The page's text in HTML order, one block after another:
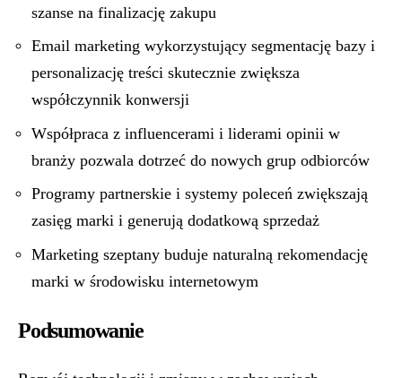
szanse na finalizację zakupu
Email marketing wykorzystujący segmentację bazy i
personalizację treści skutecznie zwiększa
współczynnik konwersji
Współpraca z influencerami i liderami opinii w
branży pozwala dotrzeć do nowych grup odbiorców
Programy partnerskie i systemy poleceń zwiększają
zasięg marki i generują dodatkową sprzedaż
Marketing szeptany buduje naturalną rekomendację
marki w środowisku internetowym
Podsumowanie